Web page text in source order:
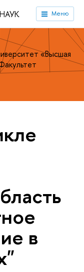
Меню
«Высшая
в